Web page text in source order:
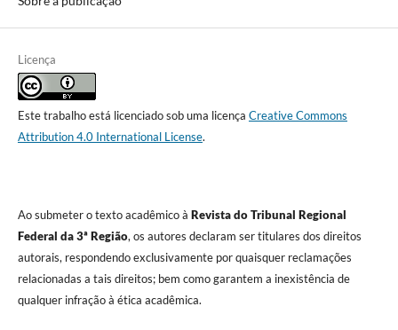
Licença
Este trabalho está licenciado sob uma licença Creative Commons
Attribution 4.0 International License.
Ao submeter o texto acadêmico à Revista do Tribunal Regional
Federal da 3ª Região, os autores declaram ser titulares dos direitos
autorais, respondendo exclusivamente por quaisquer reclamações
relacionadas a tais direitos; bem como garantem a inexistência de
qualquer infração à ética acadêmica.